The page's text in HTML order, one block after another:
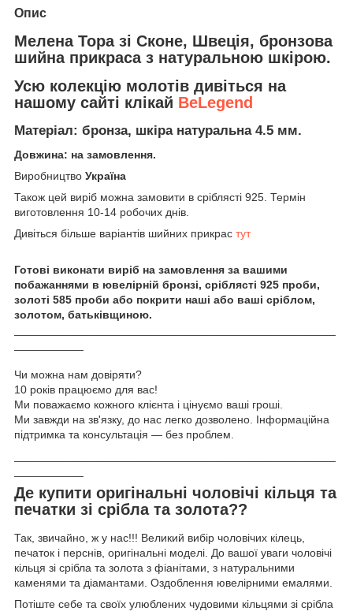
Опис
Мелена Тора зі Сконе, Швеція, бронзова
шийна прикраса з натуральною шкірою.
Усю колекцію молотів дивіться на
нашому сайті клікай BeLegend
Матеріал: бронза, шкіра натуральна 4.5 мм.
Довжина: на замовлення.
Виробництво Україна
Також цей виріб можна замовити в сріблясті 925. Термін
виготовлення 10-14 робочих днів.
Дивіться більше варіантів шийних прикрас тут
Готові виконати виріб на замовлення за вашими
побажаннями в ювелірній бронзі, сріблясті 925 проби,
золоті 585 проби або покрити наші або ваші сріблом,
золотом, батьківщиною.
Чи можна нам довіряти?
10 років працюємо для вас!
Ми поважаємо кожного клієнта і цінуємо ваші гроші.
Ми завжди на зв'язку, до нас легко дозволено. Інформаційна
підтримка та консультація — без проблем.
Де купити оригінальні чоловічі кільця та
печатки зі срібла та золота??
Так, звичайно, ж у нас!!! Великий вибір чоловічих кілець,
печаток і перснів, оригінальні моделі. До вашої уваги чоловічі
кільця зі срібла та золота з фіанітами, з натуральними
каменями та діамантами. Оздоблення ювелірними емалями.
Потіште себе та своїх улюблених чудовими кільцями зі срібла